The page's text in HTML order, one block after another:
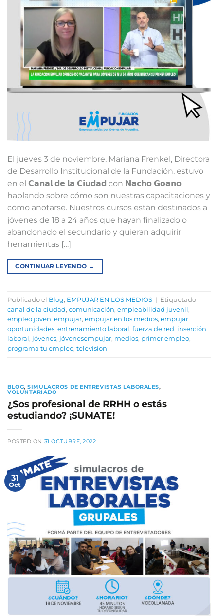
El jueves 3 de noviembre, Mariana Frenkel, Directora
de Desarrollo Institucional de la Fundación, estuvo
en el 𝗖𝗮𝗻𝗮𝗹 𝗱𝗲 𝗹𝗮 𝗖𝗶𝘂𝗱𝗮𝗱 con 𝗡𝗮𝗰𝗵𝗼 𝗚𝗼𝗮𝗻𝗼
hablando sobre cómo son nuestras capacitaciones y
cómo anotarse. Nuestros cursos están destinados a
jóvenes de 18 a 24 años que hayan finalizado o
abandonado el secundario y quieran adquirir
herramientas […]
CONTINUAR LEYENDO →
Publicado el Blog, EMPUJAR EN LOS MEDIOS | Etiquetado
canal de la ciudad, comunicación, empleabilidad juvenil,
empleo joven, empujar, empujar en los medios, empujar
oportunidades, entrenamiento laboral, fuerza de red, inserción
laboral, jóvenes, jóvenesempujar, medios, primer empleo,
programa tu empleo, television
BLOG,SIMULACROS DE ENTREVISTAS LABORALES,
VOLUNTARIADO
¿Sos profesional de RRHH o estás
estudiando? ¡SUMATE!
POSTED ON 31 OCTUBRE, 2022
31
Oct